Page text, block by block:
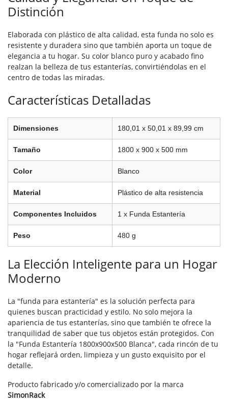
Distinción
Elaborada con plástico de alta calidad, esta funda no solo es
resistente y duradera sino que también aporta un toque de
elegancia a tu hogar. Su color blanco puro y acabado fino
realzan la belleza de tus estanterías, convirtiéndolas en el
centro de todas las miradas.
Características Detalladas
Dimensiones 180,01 x 50,01 x 89,99 cm
Tamaño 1800 x 900 x 500 mm
Color Blanco
Material Plástico de alta resistencia
Componentes Incluidos 1 x Funda Estantería
Peso 480 g
La Elección Inteligente para un Hogar
Moderno
La "funda para estantería" es la solución perfecta para
quienes buscan practicidad y estilo. No solo mejora la
apariencia de tus estanterías, sino que también te ofrece la
tranquilidad de saber que tus objetos están protegidos. Con
la "Funda Estantería 1800x900x500 Blanca", cada rincón de tu
hogar reflejará orden, limpieza y un gusto exquisito por el
detalle.
Producto fabricado y/o comercializado por la marca
SimonRack